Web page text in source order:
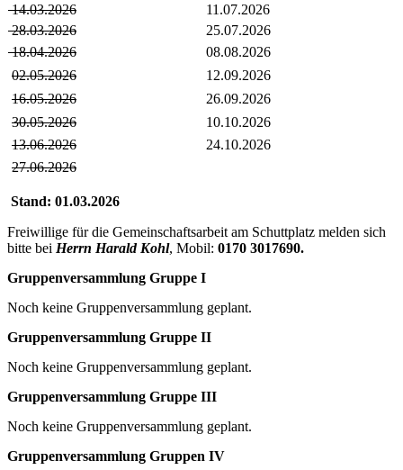
14.03.2026
11.07.2026
28.03.2026
25.07.2026
18.04.2026
08.08.2026
02.05.2026
12.09.2026
16.05.2026
26.09.2026
30.05.2026
10.10.2026
13.06.2026
24.10.2026
27.06.2026
Stand: 01.03.2026
Freiwillige für die Gemeinschaftsarbeit am Schuttplatz melden sich
bitte bei Herrn Harald Kohl, Mobil: 0170 3017690.
Gruppenversammlung Gruppe I
Noch keine Gruppenversammlung geplant.
Gruppenversammlung Gruppe II
Noch keine Gruppenversammlung geplant.
Gruppenversammlung Gruppe III
Noch keine Gruppenversammlung geplant.
Gruppenversammlung Gruppen IV